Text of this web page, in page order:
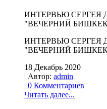
ИНТЕРВЬЮ СЕРГЕЯ
"ВЕЧЕРНИЙ
ИНТЕРВЬЮ СЕРГЕЯ
"ВЕЧЕРНИЙ
18 Декабрь 2020
| Автор: admin
| 0 Комментариев
Читать далее...